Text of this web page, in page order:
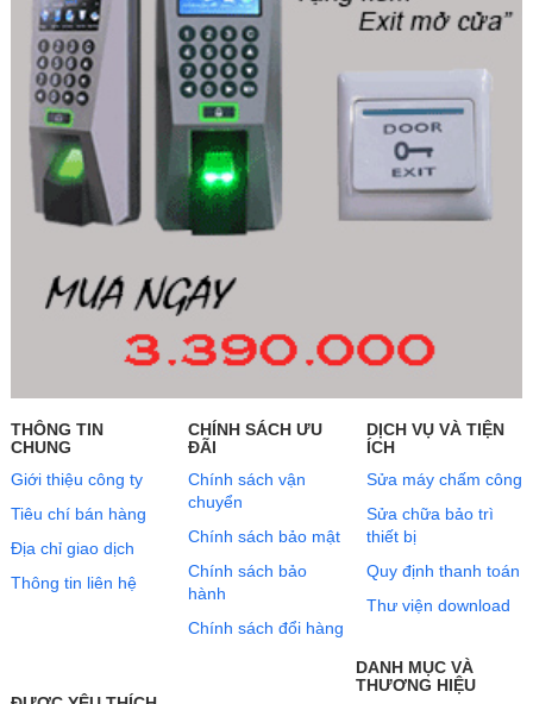
THÔNG TIN
CHUNG
Giới thiệu công ty
Tiêu chí bán hàng
Địa chỉ giao dịch
Thông tin liên hệ
CHÍNH SÁCH ƯU
ĐÃI
Chính sách vận
chuyển
Chính sách bảo mật
Chính sách bảo
hành
Chính sách đổi hàng
DỊCH VỤ VÀ TIỆN
ÍCH
Sửa máy chấm công
Sửa chữa bảo trì
thiết bị
Quy định thanh toán
Thư viện download
DANH MỤC VÀ
THƯƠNG HIỆU